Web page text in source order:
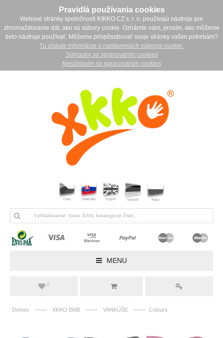
Pravidlá používania cookies
Webové stránky spoločnosti KIKKO CZ s. r. o. používajú nástroje pre
zhromažďovanie dát, ako sú súbory cookie. Oznámte nám, prosím, ako môžeme
tieto nástroje používať. Môžeme prispôsobovať svoje stránky vašim potrebám?
Tu získate informácie o nastaveniach súborov cookie.
Súhlasím so spracovaním cookies
Nesúhlasím so spracovaním cookies
MENU
0
Domov —— XKKO BMB —— VANKÚŠE —— Colours